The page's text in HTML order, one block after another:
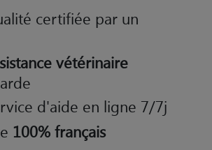
certifiée par un
vétérinaire
d'aide en ligne 7/7j
100% français